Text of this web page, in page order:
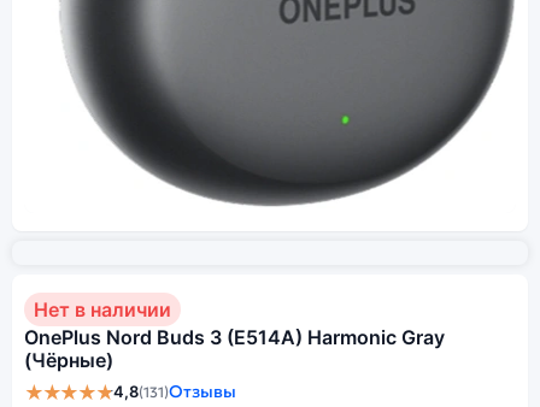
Нет в наличии
OnePlus Nord Buds 3 (E514A) Harmonic Gray
(Чёрные)
★★★★★4,8(131)Отзывы